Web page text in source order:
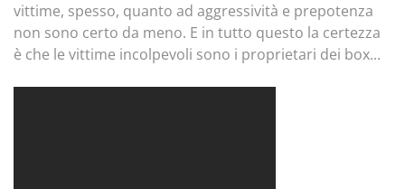
vittime, spesso, quanto ad aggressività e prepotenza
non sono certo da meno. E in tutto questo la certezza
è che le vittime incolpevoli sono i proprietari dei box...